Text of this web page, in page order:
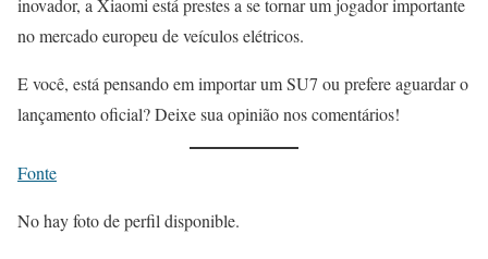
no mercado europeu de veículos elétricos.
E você, está pensando em importar um SU7 ou prefere aguardar o
lançamento oficial? Deixe sua opinião nos comentários!
Fonte
No hay foto de perfil disponible.